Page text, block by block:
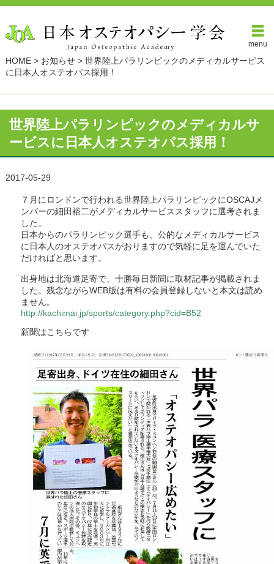
menu
HOME> お知らせ> 世界陸上パラリンピックのメディカルサービス
に日本人オステオパス採用！
世界陸上パラリンピックのメディカルサ
ービスに日本人オステオパス採用！
2017-05-29
７月にロンドンで行われる世界陸上パラリンピックにOSCAJメ
ンバーの細田裕二がメディカルサービススタッフに選考されま
した。
日本からのパラリンピック選手も、公的なメディカルサービス
に日本人のオステオパスがおりますので気軽に足を運んでいた
だければと思います。
出身地は北海道足寄で、十勝毎日新聞に取材記事が掲載されま
した。残念ながらWEB版は有料の会員登録しないと本文は読め
ません。
http://kachimai.jp/sports/category.php?cid=B52
新聞はこちらです